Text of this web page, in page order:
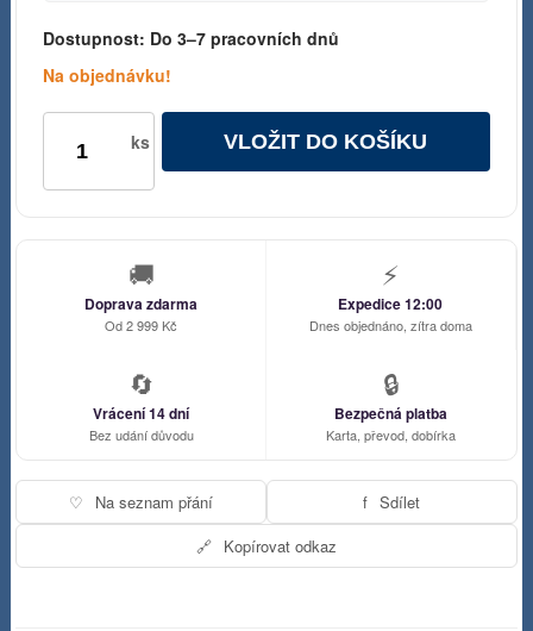
Dostupnost: Do 3–7 pracovních dnů
Na objednávku!
ks VLOŽIT DO KOŠÍKU
🚚
Doprava zdarma
Od 2 999 Kč
⚡
Expedice 12:00
Dnes objednáno, zítra doma
🔄
Vrácení 14 dní
Bez udání důvodu
🔒
Bezpečná platba
Karta, převod, dobírka
♡ Na seznam přání f Sdílet
🔗 Kopírovat odkaz